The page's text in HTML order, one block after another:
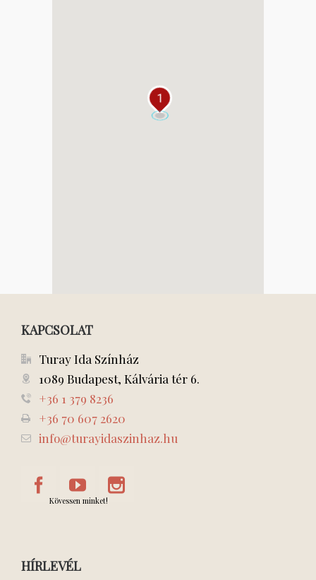
1
KAPCSOLAT
Turay Ida Színház
1089 Budapest, Kálvária tér 6.
+36 1 379 8236
+36 70 607 2620
info@turayidaszinhaz.hu
Kövessen minket!
HÍRLEVÉL